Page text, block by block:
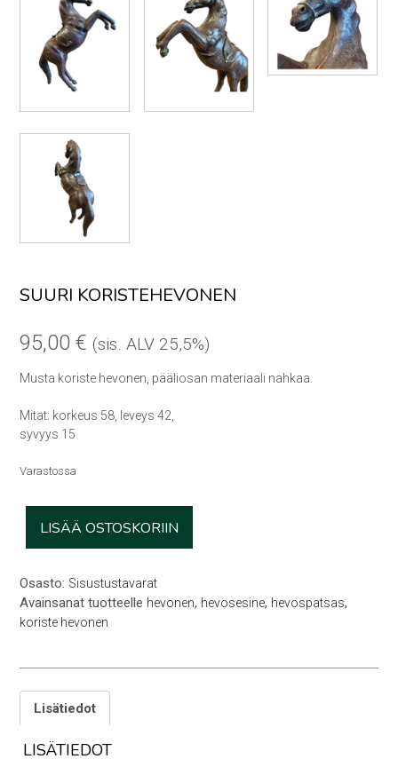
SUURI KORISTEHEVONEN
95,00 € (sis. ALV 25,5%)
Musta koriste hevonen, pääliosan materiaali nahkaa.
Mitat: korkeus 58, leveys 42,
syvyys 15
Varastossa
koristehevonen
määrä
LISÄÄ OSTOSKORIIN
Osasto: Sisustustavarat
Avainsanat tuotteelle hevonen, hevosesine, hevospatsas,
koriste hevonen
Lisätiedot
LISÄTIEDOT